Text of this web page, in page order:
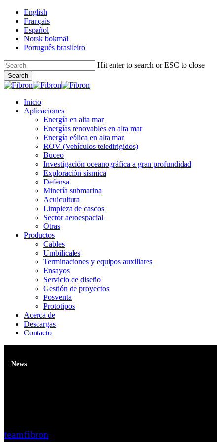
Skip
main
content
English
Français
Español
Norsk bokmål
Português brasileiro
Hit enter to search or ESC to close
Search
Close
Menu
Inicio
Aplicaciones
Energía en alta mar
Energías renovables en alta mar
Energía eólica en alta mar
ROV (Vehículos teledirigidos)
Buceo
Investigación oceanográfica a gran profundidad
Exploración sísmica
Defensa
Minería submarina
Acuicultura
Limpieza de cascos
Sector aeroespacial
Otras
Productos
Cables
Umbilicales
Terminaciones y equipos auxiliares
Ensayos
Servicio de diseño
Gestión de proyectos
Posventa
Prototipos
Acerca de
Descargas
Contacto
News
teamfibron